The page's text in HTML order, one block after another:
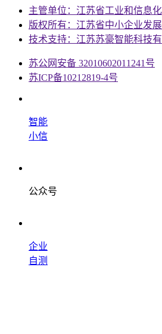
主管单位：江苏省工业和信息
版权所有：江苏省中小企业发
技术支持：江苏苏豪智能科技
苏公网安备 32010602011241号
苏ICP备10212819-4号
智能
小信
公众号
企业
自测